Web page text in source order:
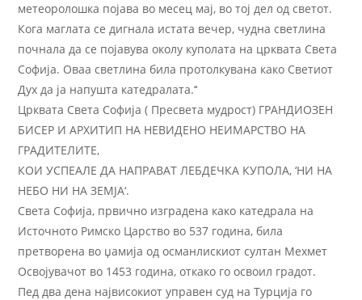
метеоролошка појава во месец мај, во тој дел од светот.
Кога маглата се дигнала истата вечер, чудна светлина
почнала да се појавува околу куполата на црквата Света
Софија. Оваа светлина била протолкувана како Светиот
Дух да ја напушта катедралата.‘‘
Црквата Света Софија ( Пресвета мудрост) ГРАНДИОЗЕН
БИСЕР И АРХИТИП НА НЕВИДЕНО НЕИМАРСТВО НА
ГРАДИТЕЛИТЕ,
КОИ УСПЕАЛЕ ДА НАПРАВАТ ЛЕБДЕЧКА КУПОЛА, ‘НИ НА
НЕБО НИ НА ЗЕМЈА‘.
Света Софија, првично изградена како катедрала на
Источното Римско Царство во 537 година, била
претворена во џамија од османлискиот султан Мехмет
Освојувачот во 1453 година, откако го освоил градот.
Пед два дена највисокиот управен суд на Турција го